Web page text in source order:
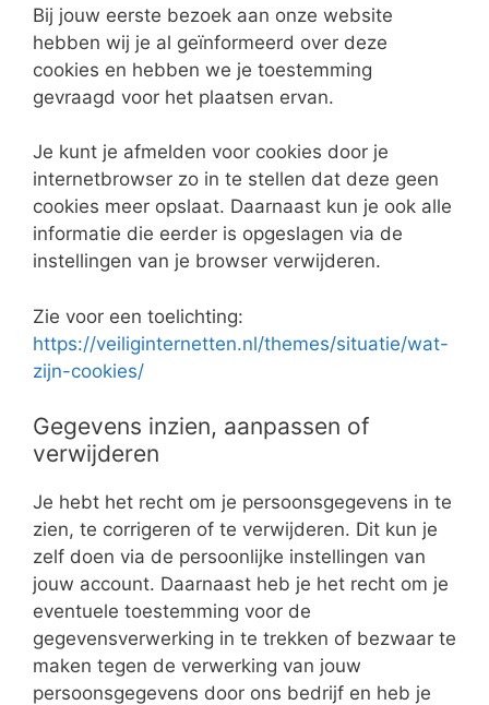
Bij jouw eerste bezoek aan onze website
hebben wij je al geïnformeerd over deze
cookies en hebben we je toestemming
gevraagd voor het plaatsen ervan.
Je kunt je afmelden voor cookies door je
internetbrowser zo in te stellen dat deze geen
cookies meer opslaat. Daarnaast kun je ook alle
informatie die eerder is opgeslagen via de
instellingen van je browser verwijderen.
Zie voor een toelichting:
https://veiliginternetten.nl/themes/situatie/wat-
zijn-cookies/
Gegevens inzien, aanpassen of
verwijderen
Je hebt het recht om je persoonsgegevens in te
zien, te corrigeren of te verwijderen. Dit kun je
zelf doen via de persoonlijke instellingen van
jouw account. Daarnaast heb je het recht om je
eventuele toestemming voor de
gegevensverwerking in te trekken of bezwaar te
maken tegen de verwerking van jouw
persoonsgegevens door ons bedrijf en heb je